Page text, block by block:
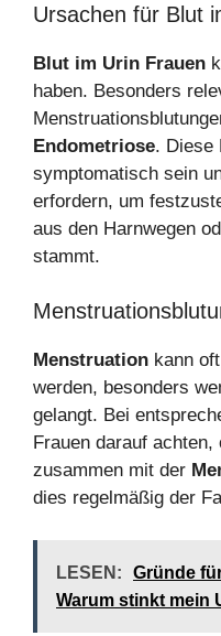
Ursachen für Blut
Blut im Urin Frauen
haben. Besonders
Endometriose. Diese
symptomatisch sein
erfordern, um
aus den Harnwegen
stammt.
Menstruation kann
werden, besonders
gelangt. Bei
Frauen darauf achten,
zusammen mit der
dies regelmäßig der
LESEN:
Gründe
Warum stinkt mein